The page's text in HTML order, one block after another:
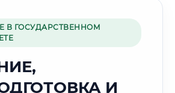
☀️
Г. РОСТОВ-НА-ДОНУ
В ГОСУДАРСТВЕННОМ
И